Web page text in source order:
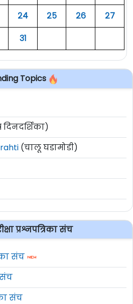
२४ २५ २६
२७
३१
Topics
(चालू घडामोडी)
प्रश्नपत्रिका संच
संच
संच
संच